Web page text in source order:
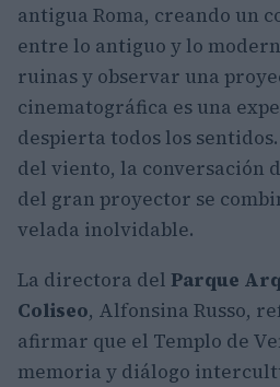
antigua Roma, creando un
entre lo antiguo y lo
ruinas y observar una
cinematográfica es una
despierta todos los
del viento, la conversación
del gran proyector se
velada inolvidable.
La directora del Parque
Coliseo, Alfonsina Russo,
afirmar que el Templo de
memoria y diálogo